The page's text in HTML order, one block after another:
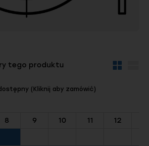
tego produktu
Widok
(Kliknij aby zamówić)
8 9 10 11 12